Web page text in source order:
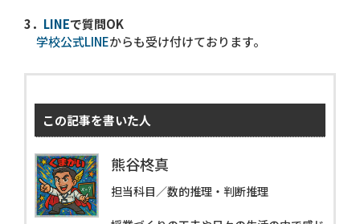
3． LINEで質問OK
学校公式LINEからも受け付けております。
この記事を書いた人
熊谷柊真
担当科目／数的推理・判断推理